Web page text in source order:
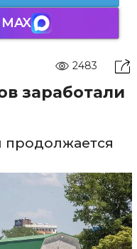
2483
заработали
продолжается